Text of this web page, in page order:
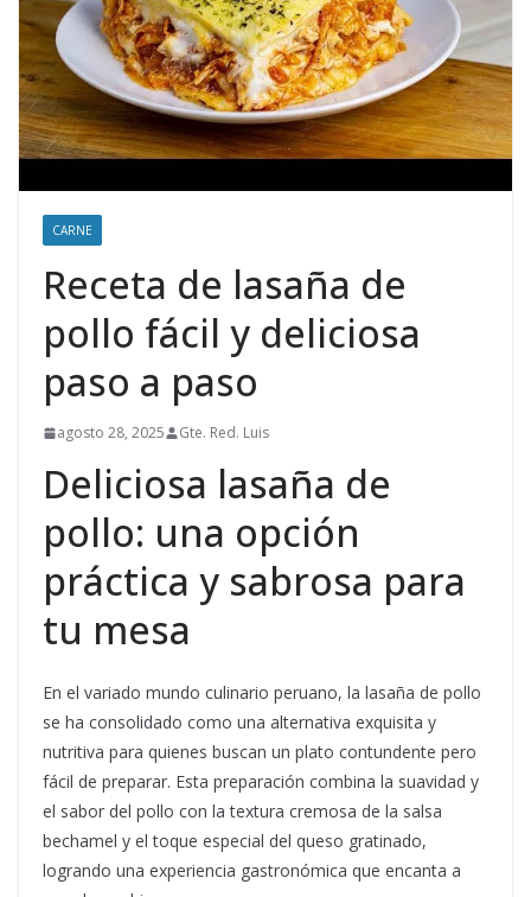
CARNE
Receta de lasaña de
pollo fácil y deliciosa
paso a paso
agosto 28, 2025 Gte. Red. Luis
Deliciosa lasaña de
pollo: una opción
práctica y sabrosa para
tu mesa
En el variado mundo culinario peruano, la lasaña de pollo
se ha consolidado como una alternativa exquisita y
nutritiva para quienes buscan un plato contundente pero
fácil de preparar. Esta preparación combina la suavidad y
el sabor del pollo con la textura cremosa de la salsa
bechamel y el toque especial del queso gratinado,
logrando una experiencia gastronómica que encanta a